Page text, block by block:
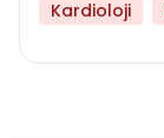
Kardioloji